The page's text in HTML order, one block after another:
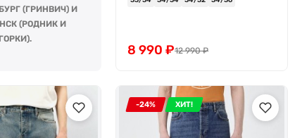
(ГРИНВИЧ) И
(РОДНИК И
ГОРКИ).
12 990₽
8 990₽
-24% ХИТ!